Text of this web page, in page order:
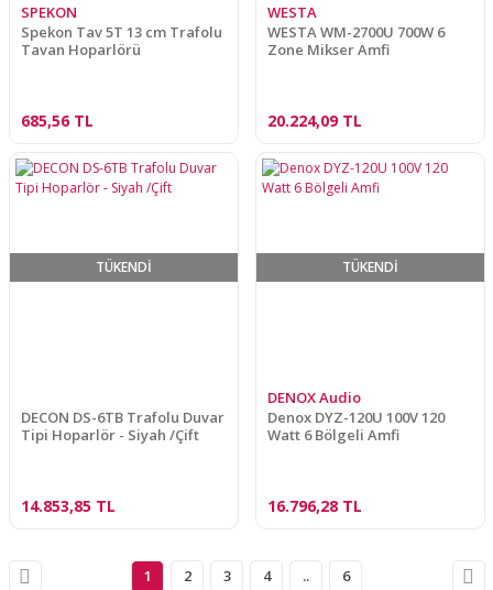
SPEKON
Spekon Tav 5T 13 cm Trafolu
Tavan Hoparlörü
685,56 TL
WESTA
WESTA WM-2700U 700W 6
Zone Mikser Amfi
20.224,09 TL
TÜKENDİ
DECON DS-6TB Trafolu Duvar
Tipi Hoparlör - Siyah /Çift
14.853,85 TL
TÜKENDİ
DENOX Audio
Denox DYZ-120U 100V 120
Watt 6 Bölgeli Amfi
16.796,28 TL
1 2 3 4 .. 6